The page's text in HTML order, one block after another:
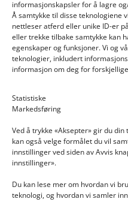
informasjonskapsler for å lagre
Å samtykke til disse teknologiene
nettleser atferd eller unike ID-er
eller trekke tilbake samtykke kan
egenskaper og funksjoner. Vi og
teknologier, inkludert
informasjon om deg for
Statistiske
Markedsføring
Ved å trykke «Aksepter» gir du
kan også velge formålet du vil
innstillinger ved siden av Avvis
innstillinger».
Du kan lese mer om hvordan vi
teknologi, og hvordan vi samler